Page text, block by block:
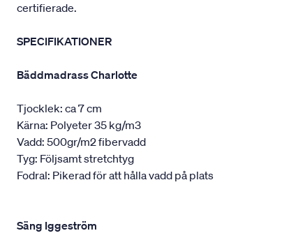
certifierade.
SPECIFIKATIONER
Bäddmadrass Charlotte
Tjocklek: ca 7 cm
Kärna: Polyeter 35 kg/m3
Vadd: 500gr/m2 fibervadd
Tyg: Följsamt stretchtyg
Fodral: Pikerad för att hålla vadd på plats
Säng Iggeström